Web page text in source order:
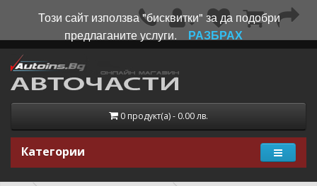
0 продукт(а) - 0.00 лв.
Категории
Този сайт използва "бисквитки" за да подобри
предлаганите услуги.
РАЗБРАХ